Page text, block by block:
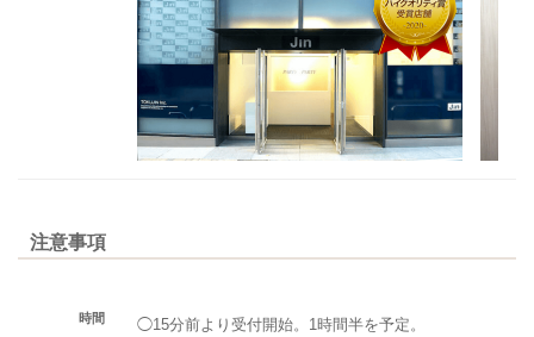
注意事項
時間
◯15分前より受付開始。1時間半を予定。